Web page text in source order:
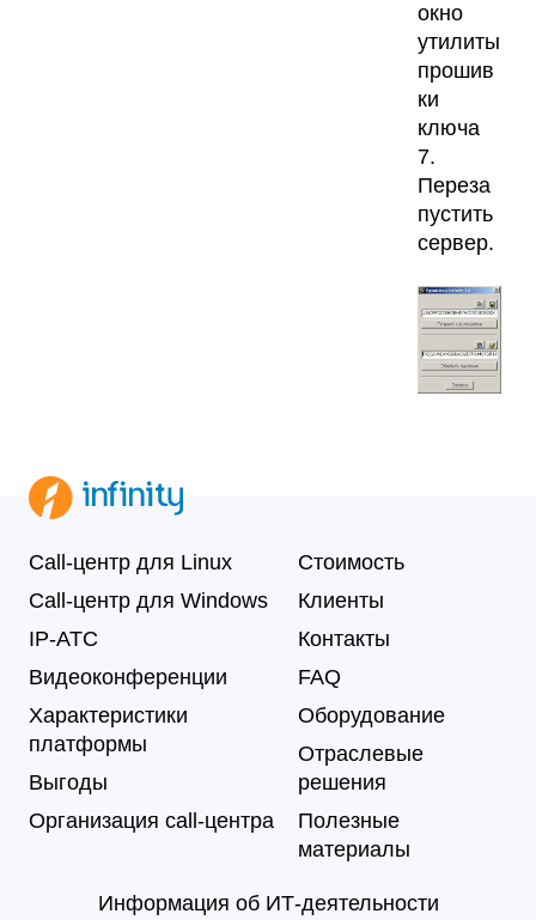
окно
утилиты
прошив
ки
ключа
7.
Переза
пустить
сервер.
Call-центр для Linux
Call-центр для Windows
IP-АТС
Видеоконференции
Характеристики
платформы
Выгоды
Организация call-центра
Стоимость
Клиенты
Контакты
FAQ
Оборудование
Отраслевые
решения
Полезные
материалы
Информация об ИТ-деятельности